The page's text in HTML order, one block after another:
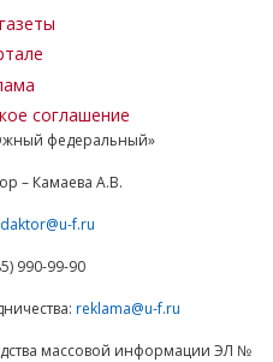
соглашение
федеральный»
– Камаева А.В.
f.ru
990-99-90
reklama@u-f.ru
массовой информации ЭЛ №